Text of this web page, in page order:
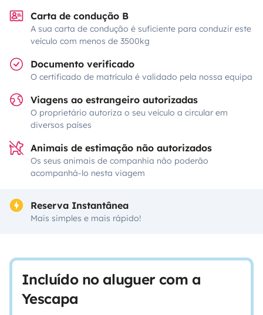
Carta de condução B
A sua carta de condução é suficiente para conduzir este
veículo com menos de 3500kg
Documento verificado
O certificado de matrícula é validado pela nossa equipa
Viagens ao estrangeiro autorizadas
O proprietário autoriza o seu veículo a circular em
diversos países
Animais de estimação não autorizados
Os seus animais de companhia não poderão
acompanhá-lo nesta viagem
Reserva Instantânea
Mais simples e mais rápido!
Incluído no aluguer com a
Yescapa